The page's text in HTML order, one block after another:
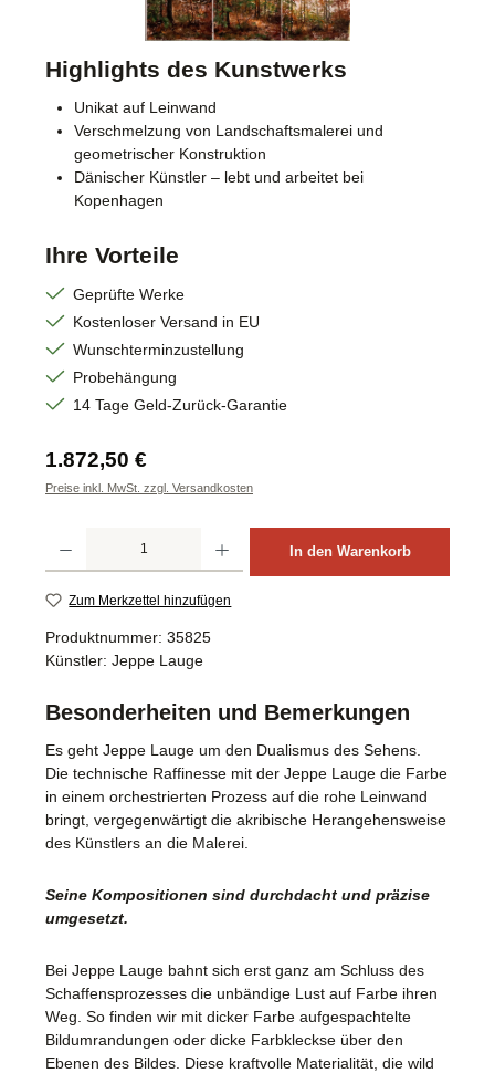
Highlights des Kunstwerks
Unikat auf Leinwand
Verschmelzung von Landschaftsmalerei und
geometrischer Konstruktion
Dänischer Künstler – lebt und arbeitet bei
Kopenhagen
Ihre Vorteile
Geprüfte Werke
Kostenloser Versand in EU
Wunschterminzustellung
Probehängung
14 Tage Geld-Zurück-Garantie
Regulärer Preis:
1.872,50 €
Preise inkl. MwSt. zzgl. Versandkosten
In den Warenkorb
Zum Merkzettel hinzufügen
Produktnummer: 35825
Künstler: Jeppe Lauge
Besonderheiten und Bemerkungen
Es geht Jeppe Lauge um den Dualismus des Sehens.
Die technische Raffinesse mit der Jeppe Lauge die Farbe
in einem orchestrierten Prozess auf die rohe Leinwand
bringt, vergegenwärtigt die akribische Herangehensweise
des Künstlers an die Malerei.
Seine Kompositionen sind durchdacht und präzise
umgesetzt.
Bei Jeppe Lauge bahnt sich erst ganz am Schluss des
Schaffensprozesses die unbändige Lust auf Farbe ihren
Weg. So finden wir mit dicker Farbe aufgespachtelte
Bildumrandungen oder dicke Farbkleckse über den
Ebenen des Bildes. Diese kraftvolle Materialität, die wild